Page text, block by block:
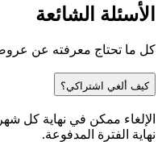
الأسئلة الشائعة
كل ما تحتاج معرفته عن
كيف ألغي اشتراكي؟
الإلغاء ممكن في نهاية كل
نهاية الفترة المدفوعة.